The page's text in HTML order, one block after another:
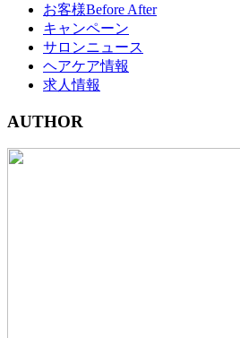
お客様Before After
キャンペーン
サロンニュース
ヘアケア情報
求人情報
AUTHOR